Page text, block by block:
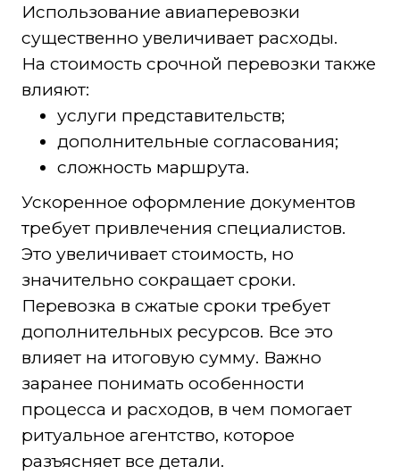
Использование авиаперевозки
существенно увеличивает расходы.
На стоимость срочной перевозки также
влияют:
услуги представительств;
дополнительные согласования;
сложность маршрута.
Ускоренное оформление документов
требует привлечения специалистов.
Это увеличивает стоимость, но
значительно сокращает сроки.
Перевозка в сжатые сроки требует
дополнительных ресурсов. Все это
влияет на итоговую сумму. Важно
заранее понимать особенности
процесса и расходов, в чем помогает
ритуальное агентство, которое
разъясняет все детали.